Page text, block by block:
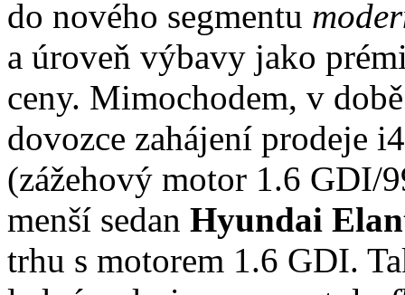
do nového segmentu
a úroveň výbavy jako
ceny. Mimochodem, v
dovozce zahájení prodeje
(zážehový motor 1.6 GDI/
menší sedan Hyundai
trhu s motorem 1.6 GDI.